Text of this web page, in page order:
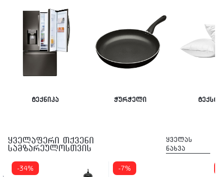
ტექნიკა ჭურჭელი
ყველაფერი თქვენი
სამზარეულოსთვის
ყველას
ნახვა
-14%